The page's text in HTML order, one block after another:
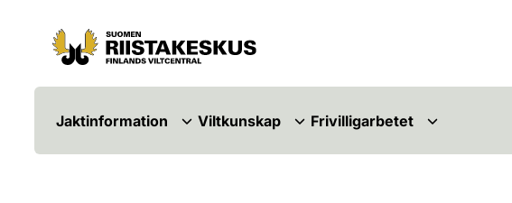
Hoppa till innehåll
Gå till webbplatskartan
Jaktinformation Viltkunskap Frivilligarbetet